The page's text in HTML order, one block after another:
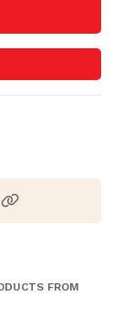
FROM